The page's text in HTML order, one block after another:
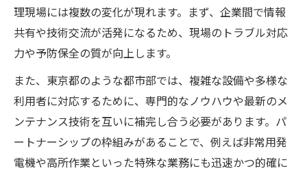
理現場には複数の変化が現れます。まず、企業間で情報
共有や技術交流が活発になるため、現場のトラブル対応
力や予防保全の質が向上します。
また、東京都のような都市部では、複雑な設備や多様な
利用者に対応するために、専門的なノウハウや最新のメ
ンテナンス技術を互いに補完し合う必要があります。パ
ートナーシップの枠組みがあることで、例えば非常用発
電機や高所作業といった特殊な業務にも迅速かつ的確に